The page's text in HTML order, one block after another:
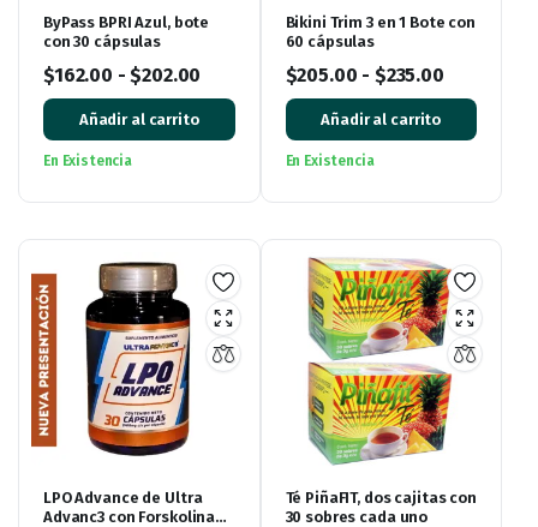
ByPass BPRI Azul, bote
con 30 cápsulas
$162.00 -$202.00
Añadir al carrito
En Existencia
Bikini Trim 3 en 1 Bote con
60 cápsulas
$205.00 - $235.00
Añadir al carrito
En Existencia
LPO Advance de Ultra
Advanc3 con Forskolina
Té PiñaFIT, dos cajitas con
30 sobres cada uno